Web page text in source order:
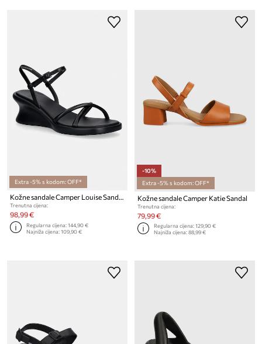
Extra -5% s kodom: OFF*
Kožne sandale Camper Louise Sandal
Trenutna cijena:
98,99 €
Regularna cijena:144,90 €
Najniža cijena:109,90 €
-10%
Extra -5% s kodom: OFF*
Kožne sandale Camper Katie Sandal
Trenutna cijena:
79,99 €
Regularna cijena:129,90 €
Najniža cijena:88,99 €